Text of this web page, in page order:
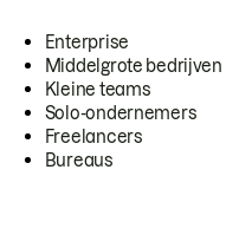
Enterprise
Middelgrote bedrijven
Kleine teams
Solo-ondernemers
Freelancers
Bureaus